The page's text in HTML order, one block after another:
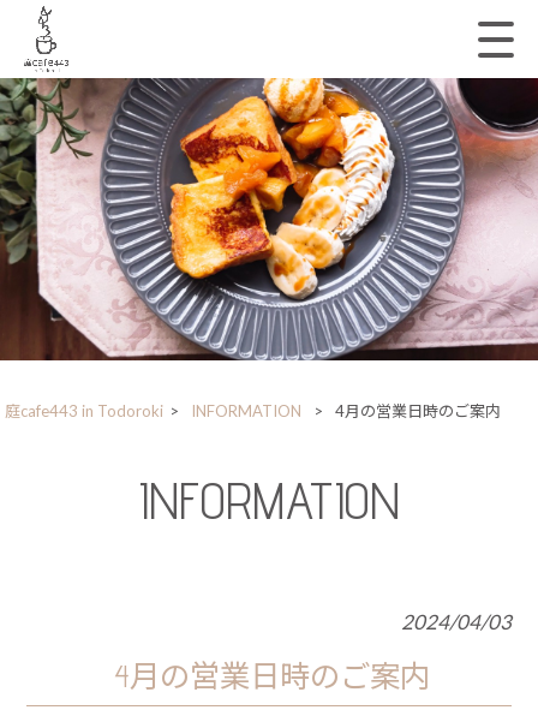
庭cafe443 in Todoroki > INFORMATION > 4月の営業日時のご案内
INFORMATION
2024/04/03
4月の営業日時のご案内